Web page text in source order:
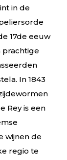
in de
17de eeuw
prachtige
In 1843
Rey is een
wijnen de
regio te